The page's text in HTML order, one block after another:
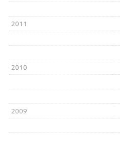
2011
2010
2009